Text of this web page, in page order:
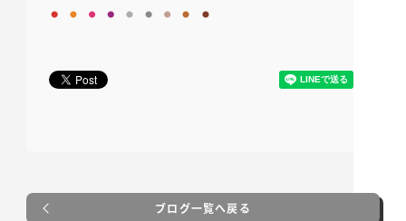
ブログ一覧へ戻る